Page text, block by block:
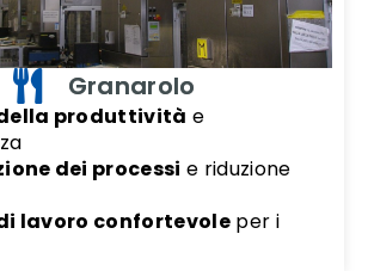
Granarolo
produttività e
dei processi e riduzione
lavoro confortevoleper i